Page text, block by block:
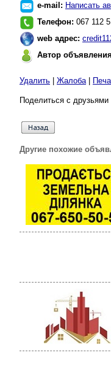
e-mail: Написать
Телефон: 067 112
web адрес:
Автор
Удалить Жалоба|
Поделиться с
Другие похожие